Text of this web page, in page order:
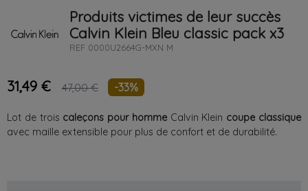
Produits victimes de leur succès
Calvin Klein Bleu classic pack x3
REF 0000U2664G-MXN M
31,49 € 47,00 € -33%
Lot de trois caleçons pour hommeCalvin Klein coupe classique
avec maille extensible pour plus de confort et de durabilité.